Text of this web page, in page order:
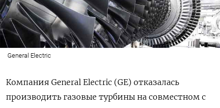
General Electric
Компания General Electric (GE) отказалась
производить газовые турбины на совместном с